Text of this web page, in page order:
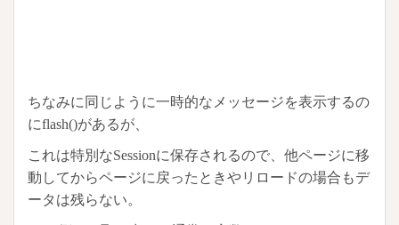
ちなみに同じように一時的なメッセージを表示するの
にflash()があるが、
これは特別なSessionに保存されるので、他ページに移
動してからページに戻ったときやリロードの場合もデ
ータは残らない。